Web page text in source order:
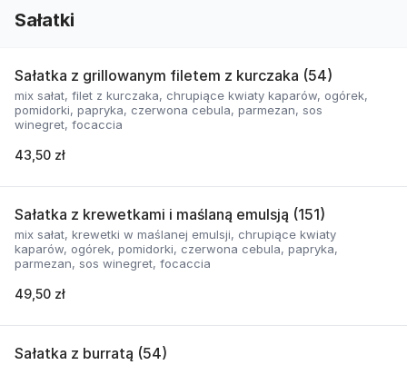
Sałatki
Sałatka z grillowanym filetem z kurczaka (54)
mix sałat, filet z kurczaka, chrupiące kwiaty kaparów, ogórek,
pomidorki, papryka, czerwona cebula, parmezan, sos
winegret, focaccia
43,50 zł
Sałatka z krewetkami i maślaną emulsją (151)
mix sałat, krewetki w maślanej emulsji, chrupiące kwiaty
kaparów, ogórek, pomidorki, czerwona cebula, papryka,
parmezan, sos winegret, focaccia
49,50 zł
Sałatka z burratą (54)